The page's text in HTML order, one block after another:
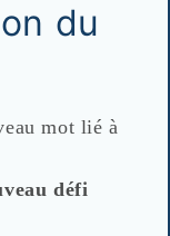
du
mot lié à
défi